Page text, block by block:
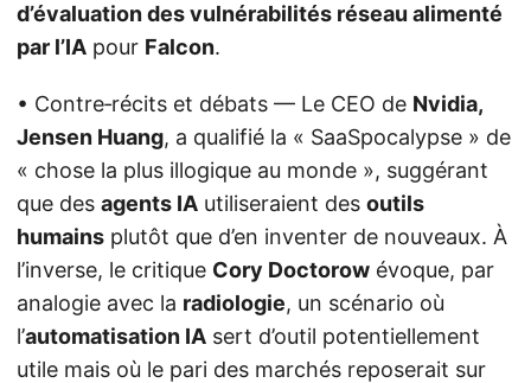
d’évaluation des vulnérabilités réseau alimenté
par l’IA pour Falcon.
• Contre‑récits et débats — Le CEO de Nvidia,
Jensen Huang, a qualifié la « SaaSpocalypse » de
« chose la plus illogique au monde », suggérant
que des agents IA utiliseraient des outils
humains plutôt que d’en inventer de nouveaux. À
l’inverse, le critique Cory Doctorow évoque, par
analogie avec la radiologie, un scénario où
l’automatisation IA sert d’outil potentiellement
utile mais où le pari des marchés reposerait sur